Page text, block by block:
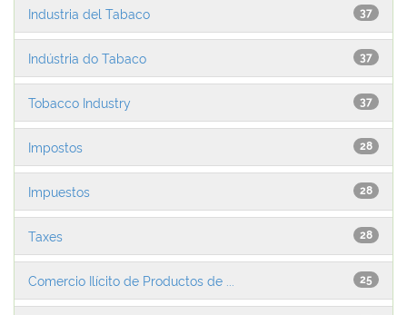
37
Industria del Tabaco
37
Indústria do Tabaco
37
Tobacco Industry
28
Impostos
28
Impuestos
28
Taxes
25
Comercio Ilícito de Productos de ...